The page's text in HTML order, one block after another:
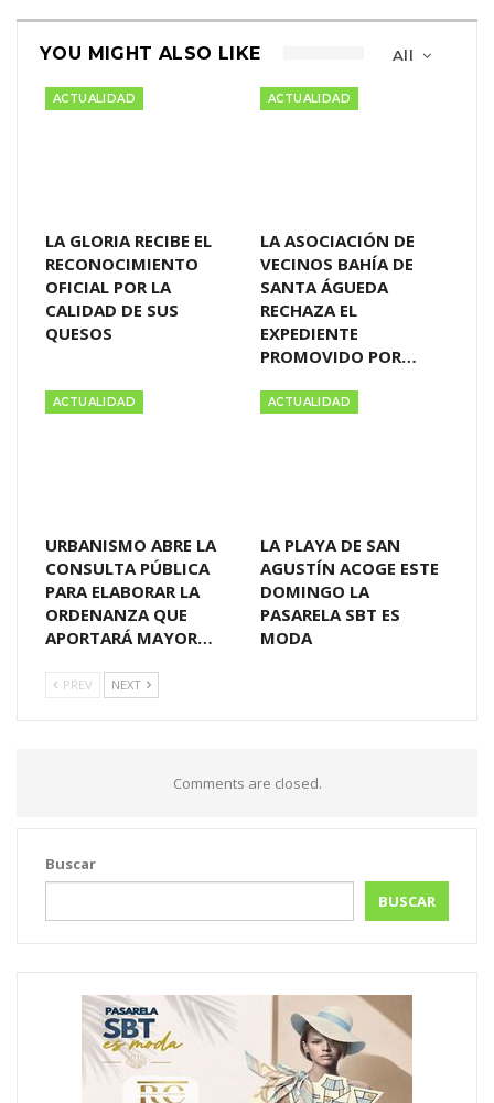
All
YOU MIGHT ALSO LIKE
ACTUALIDAD
LA GLORIA RECIBE EL
RECONOCIMIENTO
OFICIAL POR LA
CALIDAD DE SUS
QUESOS
ACTUALIDAD
LA ASOCIACIÓN DE
VECINOS BAHÍA DE
SANTA ÁGUEDA
RECHAZA EL
EXPEDIENTE
PROMOVIDO POR…
ACTUALIDAD
URBANISMO ABRE LA
CONSULTA PÚBLICA
PARA ELABORAR LA
ORDENANZA QUE
APORTARÁ MAYOR…
ACTUALIDAD
LA PLAYA DE SAN
AGUSTÍN ACOGE ESTE
DOMINGO LA
PASARELA SBT ES
MODA
PREV NEXT
Comments are closed.
Buscar
BUSCAR